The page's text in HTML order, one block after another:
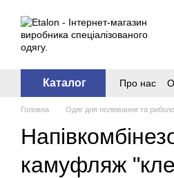
Каталог Про нас
Головна Одяг для полювання та
камуфляж